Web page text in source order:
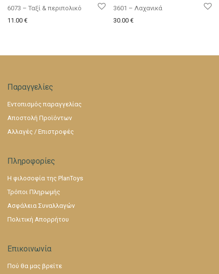
6073 – Ταξί & περιπολικό
11.00 €
3601 – Λαχανικά
30.00 €
Παραγγελίες
Εντοπισμός παραγγελίας
Αποστολή Προϊόντων
Αλλαγές / Επιστροφές
Πληροφορίες
Η φιλοσοφία της PlanToys
Τρόποι Πληρωμής
Ασφάλεια Συναλλαγών
Πολιτική Απορρήτου
Επικοινωνία
Πού θα μας βρείτε